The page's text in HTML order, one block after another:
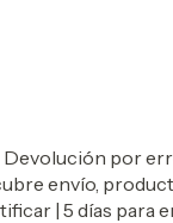
por
envío,
| 5 días para